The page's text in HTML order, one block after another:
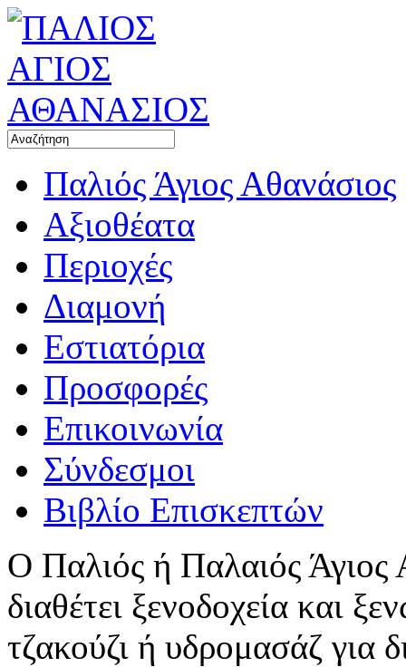
Παλιός Άγιος Αθανάσιος
Αξιοθέατα
Περιοχές
Διαμονή
Εστιατόρια
Προσφορές
Επικοινωνία
Σύνδεσμοι
Βιβλίο Επισκεπτών
Ο Παλιός ή Παλαιός
διαθέτει ξενοδοχεία και
τζακούζι ή υδρομασάζ για